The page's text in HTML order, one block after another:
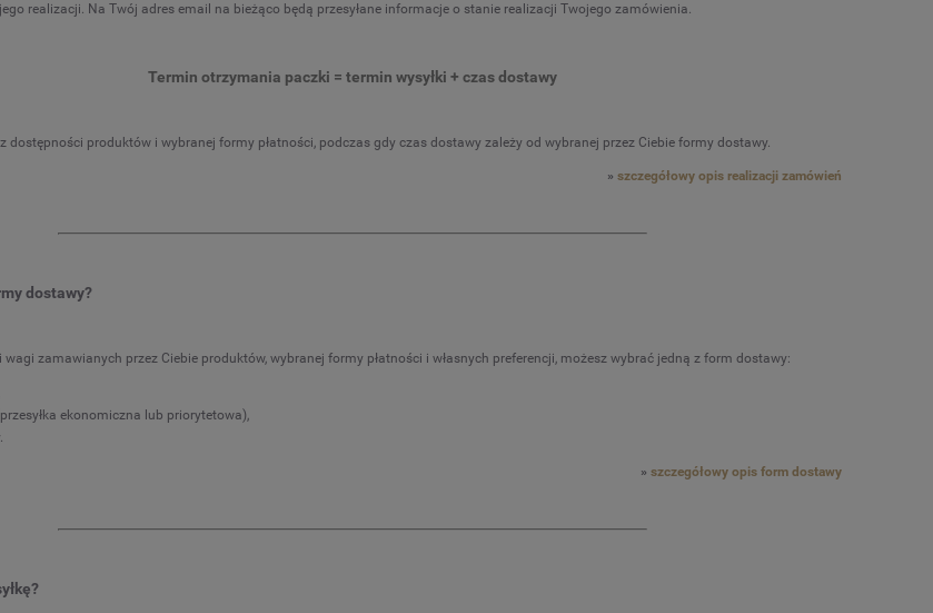
zł
realizacji. Na Twój adres email na bieżąco będą przesyłane informacje o stanie realizacji Twojego zamówienia.
Termin otrzymania paczki = termin wysyłki + czas dostawy
dostępności produktów i wybranej formy płatności, podczas gdy czas dostawy zależy od wybranej przez Ciebie formy dostawy.
» szczegółowy opis realizacji zamówień
dostawy?
zamawianych przez Ciebie produktów, wybranej formy płatności i własnych preferencji, możesz wybrać jedną z form dostawy:
ekonomiczna lub priorytetowa),
» szczegółowy opis form dostawy